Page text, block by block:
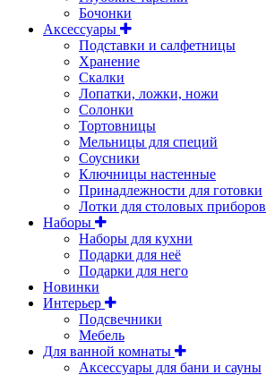
Бочонки
Аксессуары
Подставки и салфетницы
Хранение
Скалки
Лопатки, ложки, ножи
Солонки
Тортовницы
Мельницы для специй
Соусники
Ключницы настенные
Принадлежности для готовки
Лотки для столовых приборов
Наборы
Наборы для кухни
Подарки для неё
Подарки для него
Новинки
Интерьер
Подсвечники
Мебель
Для ванной комнаты
Аксессуары для бани и сауны